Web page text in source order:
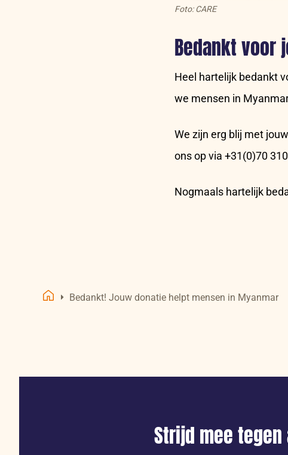
Foto: CARE
Bedankt voor
Heel hartelijk bedankt
we mensen in
We zijn erg blij met
ons op via +31(0)70
Nogmaals hartelijk
Bedankt! Jouw donatie helpt mensen in Myanmar
Strijd mee